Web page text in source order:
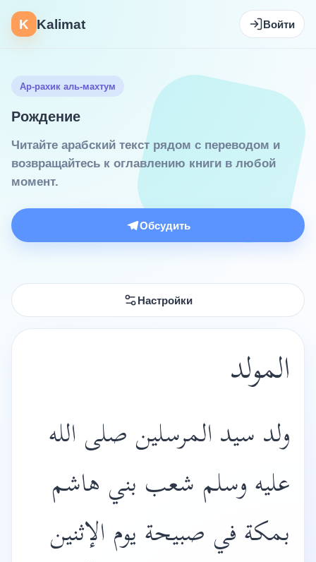
K Kalimat Войти
Ар-рахик аль-махтум
Рождение
Читайте арабский текст рядом с переводом и
возвращайтесь к оглавлению книги в любой
момент.
Обсудить
Настройки
المولد
ولد سيد المرسلين صلى الله
عليه وسلم شعب بني هاشم
بمكة في صبيحة يوم الإثنين